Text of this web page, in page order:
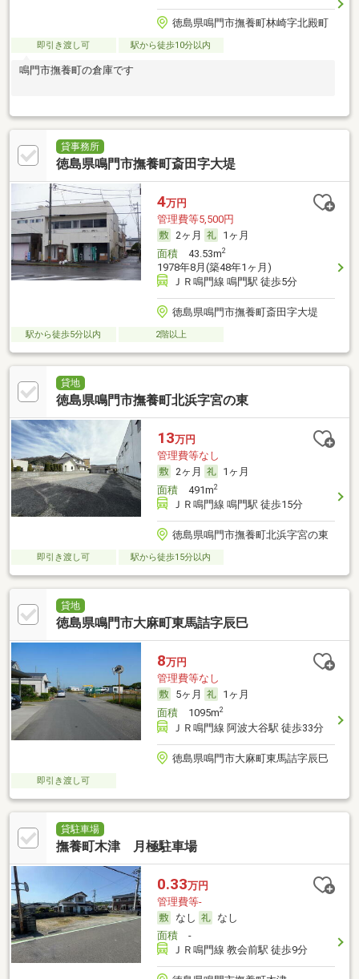
徳島県鳴門市撫養町林崎字北殿町
即引き渡し可 駅から徒歩10分以内
鳴門市撫養町の倉庫です
貸事務所
徳島県鳴門市撫養町斎田字大堤
4万円
管理費等5,500円
2ヶ月
1ヶ月
面積43.53m2
1978年8月(築48年1ヶ月)
ＪＲ鳴門線 鳴門駅 徒歩5分
徳島県鳴門市撫養町斎田字大堤
駅から徒歩5分以内 2階以上
貸地
徳島県鳴門市撫養町北浜字宮の東
13万円
管理費等なし
2ヶ月
1ヶ月
面積491m2
ＪＲ鳴門線 鳴門駅 徒歩15分
徳島県鳴門市撫養町北浜字宮の東
即引き渡し可 駅から徒歩15分以内
貸地
徳島県鳴門市大麻町東馬詰字辰巳
8万円
管理費等なし
5ヶ月
1ヶ月
面積1095m2
ＪＲ鳴門線 阿波大谷駅 徒歩33分
徳島県鳴門市大麻町東馬詰字辰巳
即引き渡し可
貸駐車場
撫養町木津 月極駐車場
0.33万円
管理費等-
なし
なし
面積-
ＪＲ鳴門線 教会前駅 徒歩9分